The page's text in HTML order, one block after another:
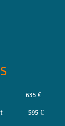
635 €
595 €